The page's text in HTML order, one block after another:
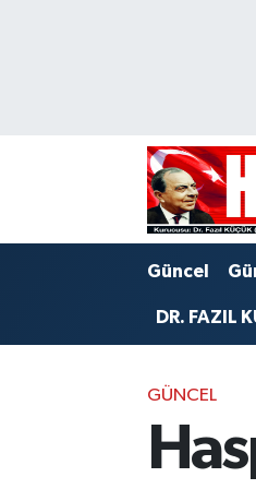
Güncel
DR. FAZIL
GÜNCEL
Trafik Durumu
Puan Durumu ve